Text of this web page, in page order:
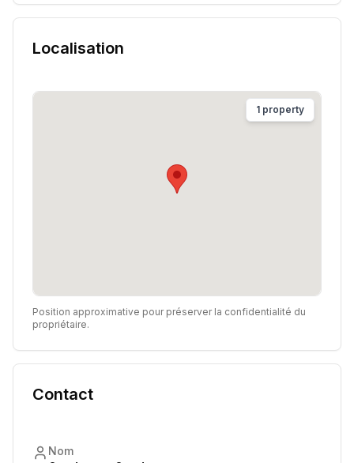
Localisation
1 property
Position approximative pour préserver la confidentialité du
propriétaire.
Contact
Nom